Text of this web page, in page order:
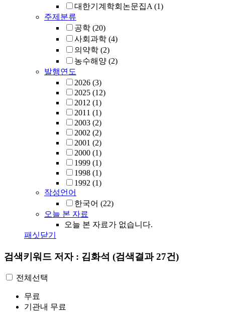
대한기계학회논문집A (1)
주제분류
공학 (20)
사회과학 (4)
의약학 (2)
농수해양 (2)
발행연도
2026 (3)
2025 (12)
2012 (1)
2011 (1)
2003 (2)
2002 (2)
2001 (2)
2000 (1)
1999 (1)
1998 (1)
1992 (1)
작성언어
한국어 (22)
오늘 본 자료
오늘 본 자료가 없습니다.
패싯닫기
검색키워드 저자 : 김화석 (검색결과 27건)
전체선택
무료
기관내 무료